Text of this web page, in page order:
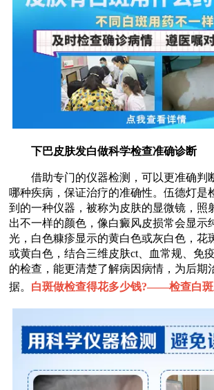
下巴皮肤发白做科学检查准确诊断
借助专门的仪器检测，可以更准确判
哪种疾病，保证治疗的准确性。伍德灯是
到的一种仪器，被称为皮肤的显微镜，照
出不一样的颜色，像白癜风皮损常会显示
光，白色糠疹显示的黄白色或灰白色，花
或黄白色，结合三维皮肤ct、血常规、免
的检查，能更清楚了解病因病情，为后期
据。 白斑做检查得花多少钱?——检查白